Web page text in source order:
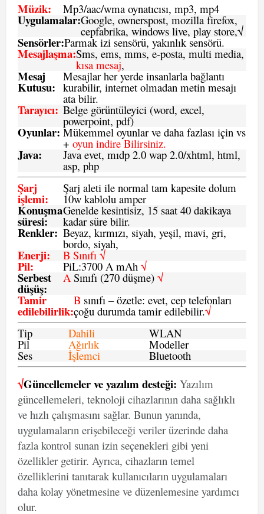
Müzik: Mp3/aac/wma oynatıcısı, mp3, mp4
Uygulamalar:Google, ownerspost, mozilla firefox,
cepfabrika, windows live, play store,√
Sensörler:Parmak izi sensörü, yakınlık sensörü.
Mesajlaşma:Sms, ems, mms, e-posta, multi media,
kısa mesaj,
Mesaj
Kutusu:
Mesajlar her yerde insanlarla bağlantı
kurabilir, internet olmadan metin mesajı
ata bilir.
Tarayıcı: Belge görüntüleyici (word, excel,
powerpoint, pdf)
Oyunlar: Mükemmel oyunlar ve daha fazlası için vs
+ oyun indire Bilirsiniz.
Java: Java evet, mıdp 2.0 wap 2.0/xhtml, html,
asp, php
Şarj
işlemi:
Şarj aleti ile normal tam kapesite dolum
10w kablolu amper
Konuşma
süresi:
Genelde kesintisiz, 15 saat 40 dakikaya
kadar süre bilir.
Renkler: Beyaz, kırmızı, siyah, yeşil, mavi, gri,
bordo, siyah,
Enerji: B Sınıfı √
Pil: PiL:3700 A mAh √
Serbest
düşüş:
ASınıfı (270 düşme) √
Tamir
edilebilirlik:
B sınıfı – özetle: evet, cep telefonları
çoğu durumda tamir edilebilir.√
Tip
Dahili WLAN
Pil Ağırlık Modeller
Ses İşlemci Bluetooth
√Güncellemeler ve yazılım desteği: Yazılım
güncellemeleri, teknoloji cihazlarının daha sağlıklı
ve hızlı çalışmasını sağlar. Bunun yanında,
uygulamaların erişebileceği veriler üzerinde daha
fazla kontrol sunan izin seçenekleri gibi yeni
özellikler getirir. Ayrıca, cihazların temel
özelliklerini tanıtarak kullanıcıların uygulamaları
daha kolay yönetmesine ve düzenlemesine yardımcı
olur.